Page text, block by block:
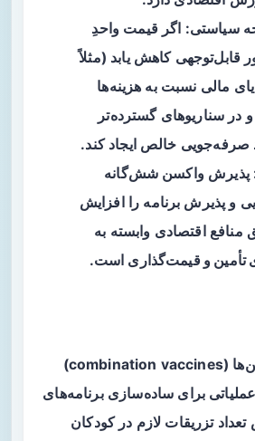
سیاستی: اگر قیمت واحدِ
قابل‌توجهی کاهش یابد (مثلاً
مزایای مالی نسبت به هزینه‌ها
و در سناریوهای گسترده‌تر
صرفه‌جویی خالص ایجاد کند.
پذیرش واکسن شش‌گانه
و پذیرش برنامه را افزایش
منافع اقتصادی وابسته به
تأمین و قیمت‌گذاری است.
ترکیب‌سازی واکسن‌ها (combination vaccines)
برای ساده‌سازی برنامه‌های
تزریقات لازم در کودکان